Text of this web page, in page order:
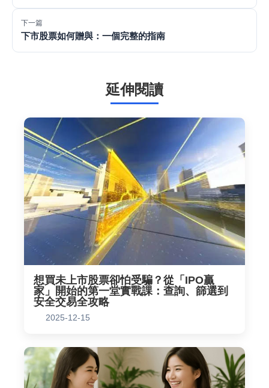
下一篇
下市股票如何贈與：一個完整的指南
延伸閱讀
想買未上市股票卻怕受騙？從「IPO贏
家」開始的第一堂實戰課：查詢、篩選到
安全交易全攻略
2025-12-15